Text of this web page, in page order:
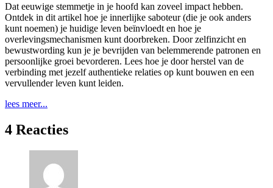
Dat eeuwige stemmetje in je hoofd kan zoveel impact hebben.
Ontdek in dit artikel hoe je innerlijke saboteur (die je ook anders
kunt noemen) je huidige leven beïnvloedt en hoe je
overlevingsmechanismen kunt doorbreken. Door zelfinzicht en
bewustwording kun je je bevrijden van belemmerende patronen en
persoonlijke groei bevorderen. Lees hoe je door herstel van de
verbinding met jezelf authentieke relaties op kunt bouwen en een
vervullender leven kunt leiden.
lees meer...
4 Reacties